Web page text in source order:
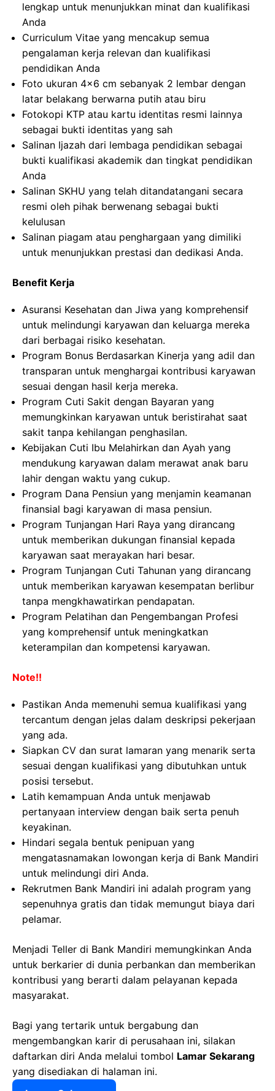
lengkap untuk menunjukkan minat dan kualifikasi
Anda
Curriculum Vitae yang mencakup semua
pengalaman kerja relevan dan kualifikasi
pendidikan Anda
Foto ukuran 4×6 cm sebanyak 2 lembar dengan
latar belakang berwarna putih atau biru
Fotokopi KTP atau kartu identitas resmi lainnya
sebagai bukti identitas yang sah
Salinan Ijazah dari lembaga pendidikan sebagai
bukti kualifikasi akademik dan tingkat pendidikan
Anda
Salinan SKHU yang telah ditandatangani secara
resmi oleh pihak berwenang sebagai bukti
kelulusan
Salinan piagam atau penghargaan yang dimiliki
untuk menunjukkan prestasi dan dedikasi Anda.
Benefit Kerja
Asuransi Kesehatan dan Jiwa yang komprehensif
untuk melindungi karyawan dan keluarga mereka
dari berbagai risiko kesehatan.
Program Bonus Berdasarkan Kinerja yang adil dan
transparan untuk menghargai kontribusi karyawan
sesuai dengan hasil kerja mereka.
Program Cuti Sakit dengan Bayaran yang
memungkinkan karyawan untuk beristirahat saat
sakit tanpa kehilangan penghasilan.
Kebijakan Cuti Ibu Melahirkan dan Ayah yang
mendukung karyawan dalam merawat anak baru
lahir dengan waktu yang cukup.
Program Dana Pensiun yang menjamin keamanan
finansial bagi karyawan di masa pensiun.
Program Tunjangan Hari Raya yang dirancang
untuk memberikan dukungan finansial kepada
karyawan saat merayakan hari besar.
Program Tunjangan Cuti Tahunan yang dirancang
untuk memberikan karyawan kesempatan berlibur
tanpa mengkhawatirkan pendapatan.
Program Pelatihan dan Pengembangan Profesi
yang komprehensif untuk meningkatkan
keterampilan dan kompetensi karyawan.
Note!!
Pastikan Anda memenuhi semua kualifikasi yang
tercantum dengan jelas dalam deskripsi pekerjaan
yang ada.
Siapkan CV dan surat lamaran yang menarik serta
sesuai dengan kualifikasi yang dibutuhkan untuk
posisi tersebut.
Latih kemampuan Anda untuk menjawab
pertanyaan interview dengan baik serta penuh
keyakinan.
Hindari segala bentuk penipuan yang
mengatasnamakan lowongan kerja di Bank Mandiri
untuk melindungi diri Anda.
Rekrutmen Bank Mandiri ini adalah program yang
sepenuhnya gratis dan tidak memungut biaya dari
pelamar.
Menjadi Teller di Bank Mandiri memungkinkan Anda
untuk berkarier di dunia perbankan dan memberikan
kontribusi yang berarti dalam pelayanan kepada
masyarakat.
Bagi yang tertarik untuk bergabung dan
mengembangkan karir di perusahaan ini, silakan
daftarkan diri Anda melalui tombol Lamar Sekarang
yang disediakan di halaman ini.